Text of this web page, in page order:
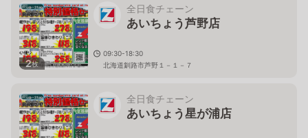
2枚
全日食チェーン
あいちょう芦野店
09:30-18:30
北海道釧路市芦野１－１－７
全日食チェーン
あいちょう星が浦店